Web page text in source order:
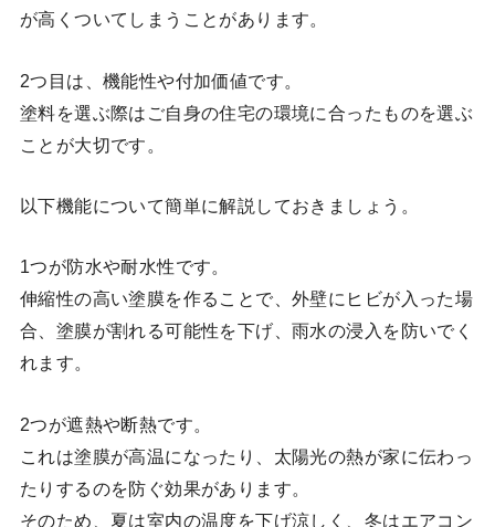
が高くついてしまうことがあります。
2つ目は、機能性や付加価値です。
塗料を選ぶ際はご自身の住宅の環境に合ったものを選ぶ
ことが大切です。
以下機能について簡単に解説しておきましょう。
1つが防水や耐水性です。
伸縮性の高い塗膜を作ることで、外壁にヒビが入った場
合、塗膜が割れる可能性を下げ、雨水の浸入を防いでく
れます。
2つが遮熱や断熱です。
これは塗膜が高温になったり、太陽光の熱が家に伝わっ
たりするのを防ぐ効果があります。
そのため、夏は室内の温度を下げ涼しく、冬はエアコン